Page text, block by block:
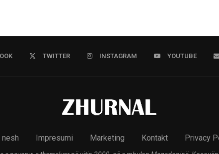
TWITTER INSTAGRAM YOUTUBE
nesh Impresumi Marketing Kontakt Privacy